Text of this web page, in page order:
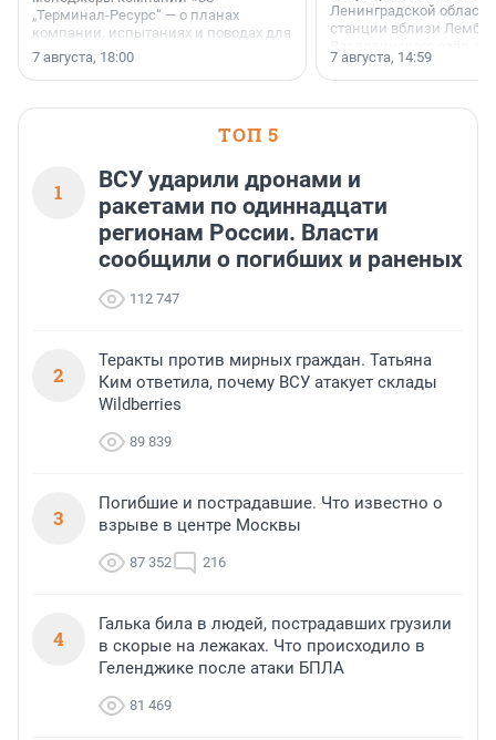
„Терминал-Ресурс“ — о планах
компании, испытаниях и поводах для
осторожного оптимизма.
7 августа, 18:00
Ленинградской
станции вблизи
недалеко от Большого
водопада.
7 августа, 14:59
ТОП 5
1
ВСУ ударили дронами и
ракетами по одиннадцати
регионам России. Власти
сообщили о погибших и раненых
112 747
2
Теракты против мирных граждан. Татьяна
Ким ответила, почему ВСУ атакует склады
Wildberries
89 839
3
Погибшие и пострадавшие. Что известно о
взрыве в центре Москвы
87 352 216
4
Галька била в людей, пострадавших грузили
в скорые на лежаках. Что происходило в
Геленджике после атаки БПЛА
81 469